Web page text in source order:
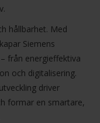
hållbarhet. Med
Siemens
från energieffektiva
och digitalisering.
driver
formar en smartare,